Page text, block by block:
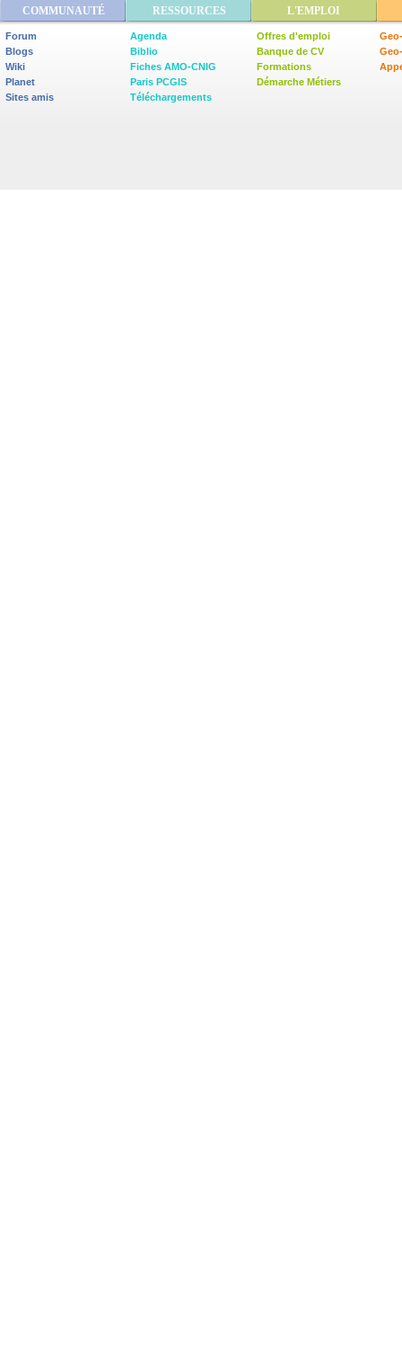
COMMUNAUTÉ RESSOURCES L'EMPLOI
Forum
Blogs
Wiki
Planet
Sites amis
Agenda
Biblio
Fiches AMO-CNIG
Paris PCGIS
Téléchargements
Offres d'emploi
Banque de CV
Formations
Démarche Métiers